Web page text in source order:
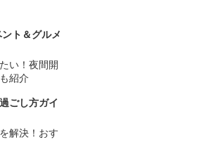
ト＆グルメ
い！夜間開
紹介
ごし方ガイ
解決！おす